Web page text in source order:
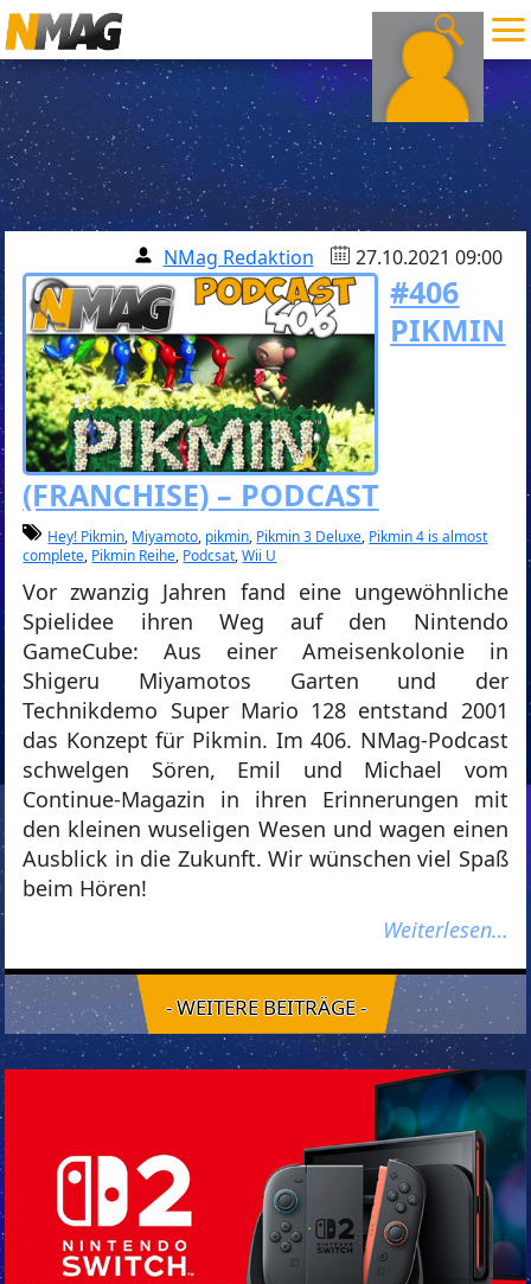
NMag Redaktion 27.10.2021 09:00
#406
PIKMIN
(FRANCHISE) – PODCAST
Hey! Pikmin, Miyamoto, pikmin, Pikmin 3 Deluxe, Pikmin 4 is almost
complete, Pikmin Reihe, Podcsat,Wii U
Vor zwanzig Jahren fand eine ungewöhnliche
Spielidee ihren Weg auf den Nintendo
GameCube: Aus einer Ameisenkolonie in
Shigeru Miyamotos Garten und der
Technikdemo Super Mario 128 entstand 2001
das Konzept für Pikmin. Im 406. NMag-Podcast
schwelgen Sören, Emil und Michael vom
Continue-Magazin in ihren Erinnerungen mit
den kleinen wuseligen Wesen und wagen einen
Ausblick in die Zukunft. Wir wünschen viel Spaß
beim Hören!
Weiterlesen…
- WEITERE BEITRÄGE -